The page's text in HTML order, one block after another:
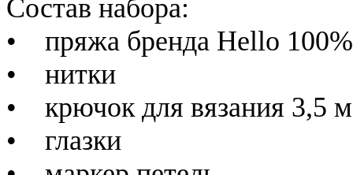
Состав набора:
• пряжа бренда Hello
• нитки
• крючок для вязания 3,5
• глазки